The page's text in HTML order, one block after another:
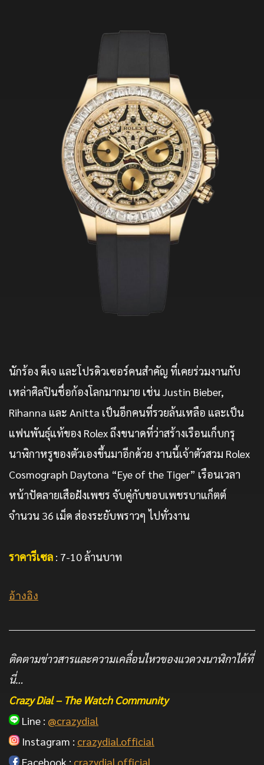
นักร้อง ดีเจ และโปรดิวเซอร์คนสำคัญ ที่เคยร่วมงานกับ
เหล่าศิลปินชื่อก้องโลกมากมาย เช่น Justin Bieber,
Rihanna และ Anitta เป็นอีกคนที่รวยล้นเหลือ และเป็น
แฟนพันธุ์แท้ของ Rolex ถึงขนาดที่ว่าสร้างเรือนเก็บกรุ
นาฬิกาหรูของตัวเองขึ้นมาอีกด้วย งานนี้เจ้าตัวสวม Rolex
Cosmograph Daytona “Eye of the Tiger” เรือนเวลา
หน้าปัดลายเสือฝังเพชร จับคู่กับขอบเพชรบาแก็ตต์
จำนวน 36 เม็ด ส่องระยับพราวๆ ไปทั่วงาน
ราคารีเซล : 7-10 ล้านบาท
อ้างอิง
ติดตามข่าวสารและความเคลื่อนไหวของแวดวงนาฬิกาได้ที่
นี่…
Crazy Dial – The Watch Community
Line : @crazydial
Instagram : crazydial.official
Facebook : crazydial.official